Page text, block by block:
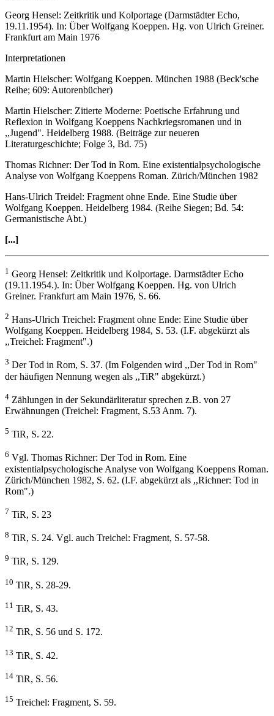
Georg Hensel: Zeitkritik und Kolportage (Darmstädter Echo,
19.11.1954). In: Über Wolfgang Koeppen. Hg. von Ulrich Greiner.
Frankfurt am Main 1976
Interpretationen
Martin Hielscher: Wolfgang Koeppen. München 1988 (Beck'sche
Reihe; 609: Autorenbücher)
Martin Hielscher: Zitierte Moderne: Poetische Erfahrung und
Reflexion in Wolfgang Koeppens Nachkriegsromanen und in
,,Jugend". Heidelberg 1988. (Beiträge zur neueren
Literaturgeschichte; Folge 3, Bd. 75)
Thomas Richner: Der Tod in Rom. Eine existentialpsychologische
Analyse von Wolfgang Koeppens Roman. Zürich/München 1982
Hans-Ulrich Treidel: Fragment ohne Ende. Eine Studie über
Wolfgang Koeppen. Heidelberg 1984. (Reihe Siegen; Bd. 54:
Germanistische Abt.)
[...]
1 Georg Hensel: Zeitkritik und Kolportage. Darmstädter Echo
(19.11.1954.). In: Über Wolfgang Koeppen. Hg. von Ulrich
Greiner. Frankfurt am Main 1976, S. 66.
2 Hans-Ulrich Treichel: Fragment ohne Ende: Eine Studie über
Wolfgang Koeppen. Heidelberg 1984, S. 53. (I.F. abgekürzt als
,,Treichel: Fragment".)
3 Der Tod in Rom, S. 37. (Im Folgenden wird ,,Der Tod in Rom"
der häufigen Nennung wegen als ,,TiR" abgekürzt.)
4 Zählungen in der Sekundärliteratur sprechen z.B. von 27
Erwähnungen (Treichel: Fragment, S.53 Anm. 7).
5 TiR, S. 22.
6 Vgl. Thomas Richner: Der Tod in Rom. Eine
existentialpsychologische Analyse von Wolfgang Koeppens Roman.
Zürich/München 1982, S. 62. (I.F. abgekürzt als ,,Richner: Tod in
Rom".)
7 TiR, S. 23
8 TiR, S. 24. Vgl. auch Treichel: Fragment, S. 57-58.
9 TiR, S. 129.
10 TiR, S. 28-29.
11 TiR, S. 43.
12 TiR, S. 56 und S. 172.
13 TiR, S. 42.
14 TiR, S. 56.
15 Treichel: Fragment, S. 59.